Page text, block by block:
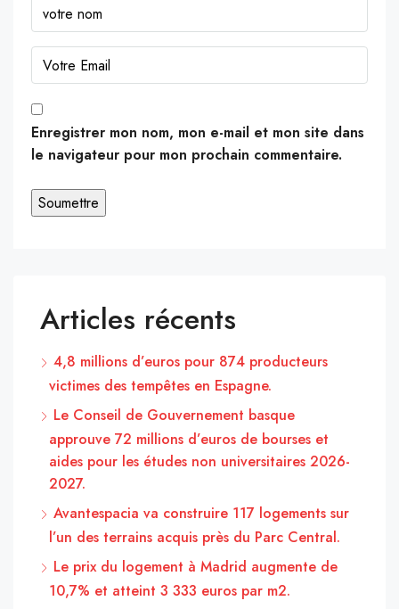
Enregistrer mon nom, mon e-mail et mon site dans
le navigateur pour mon prochain commentaire.
Articles récents
4,8 millions d’euros pour 874 producteurs
victimes des tempêtes en Espagne.
Le Conseil de Gouvernement basque
approuve 72 millions d’euros de bourses et
aides pour les études non universitaires 2026-
2027.
Avantespacia va construire 117 logements sur
l’un des terrains acquis près du Parc Central.
Le prix du logement à Madrid augmente de
10,7% et atteint 3 333 euros par m2.